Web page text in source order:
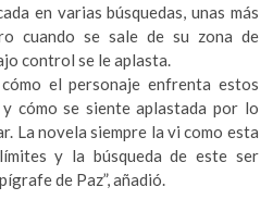
en varias búsquedas, unas más
cuando se sale de su zona de
control se le aplasta.
el personaje enfrenta estos
cómo se siente aplastada por lo
La novela siempre la vi como esta
y la búsqueda de este ser
de Paz”, añadió.